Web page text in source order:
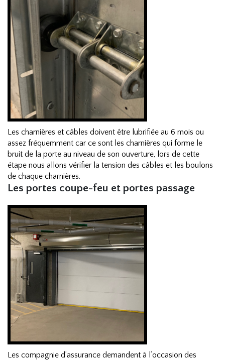
Les charnières et câbles doivent être lubrifiée au 6 mois ou
assez fréquemment car ce sont les charnières qui forme le
bruit de la porte au niveau de son ouverture, lors de cette
étape nous allons vérifier la tension des câbles et les boulons
de chaque charnières.
Les portes coupe-feu et portes passage
Les compagnie d’assurance demandent à l’occasion des